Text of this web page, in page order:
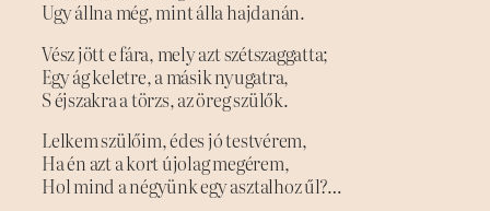
Ugy állna még, mint álla hajdanán.
Vész jött e fára, mely azt szétszaggatta;
Egy ág keletre, a másik nyugatra,
S éjszakra a törzs, az öreg szülők.
Lelkem szülőim, édes jó testvérem,
Ha én azt a kort újolag megérem,
Hol mind a négyünk egy asztalhoz űl?…